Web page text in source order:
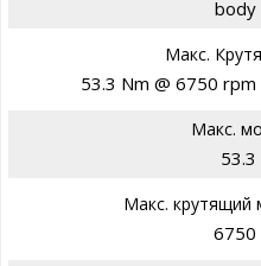
body
Макс.
53.3 Nm @ 6750 rpm
Макс.
53.3
Макс. крутящий
6750